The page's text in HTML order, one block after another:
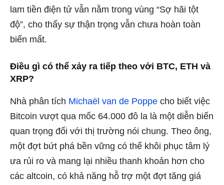
lam tiền điện tử vẫn nằm trong vùng “Sợ hãi tột
độ”, cho thấy sự thận trọng vẫn chưa hoàn toàn
biến mất.
Điều gì có thể xảy ra tiếp theo với BTC, ETH và
XRP?
Nhà phân tích Michaël van de Poppe cho biết việc
Bitcoin vượt qua mốc 64.000 đô la là một diễn biến
quan trọng đối với thị trường nói chung. Theo ông,
một đợt bứt phá bền vững có thể khôi phục tâm lý
ưa rủi ro và mang lại nhiều thanh khoản hơn cho
các altcoin, có khả năng hỗ trợ một đợt tăng giá